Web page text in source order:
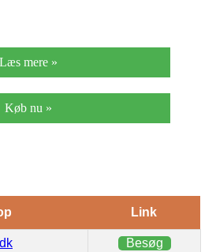
Læs mere »
Køb nu »
Link
Besøg